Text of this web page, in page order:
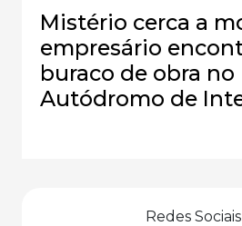
Mistério cerca a
empresário
buraco de obra no
Autódromo de
Redes Sociais